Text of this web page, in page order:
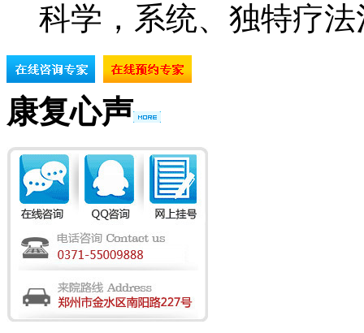
科学，系统、独特疗
康复心声